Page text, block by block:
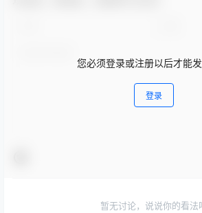
您必须登录或注册以后才能
登录
暂无讨论，说说你的看法